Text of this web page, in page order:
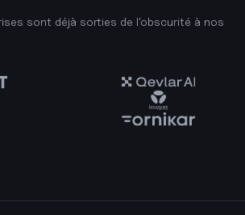
sont déjà sorties de l'obscurité à nos